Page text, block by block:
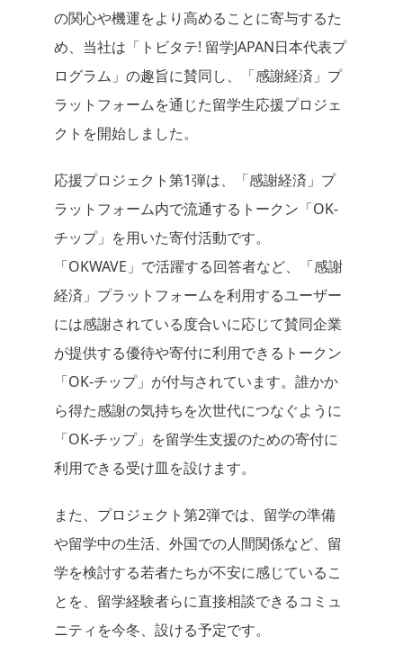
の関心や機運をより高めることに寄与するた
め、当社は「トビタテ! 留学JAPAN日本代表プ
ログラム」の趣旨に賛同し、「感謝経済」プ
ラットフォームを通じた留学生応援プロジェ
クトを開始しました。
応援プロジェクト第1弾は、「感謝経済」プ
ラットフォーム内で流通するトークン「OK-
チップ」を用いた寄付活動です。
「OKWAVE」で活躍する回答者など、「感謝
経済」プラットフォームを利用するユーザー
には感謝されている度合いに応じて賛同企業
が提供する優待や寄付に利用できるトークン
「OK-チップ」が付与されています。誰かか
ら得た感謝の気持ちを次世代につなぐように
「OK-チップ」を留学生支援のための寄付に
利用できる受け皿を設けます。
また、プロジェクト第2弾では、留学の準備
や留学中の生活、外国での人間関係など、留
学を検討する若者たちが不安に感じているこ
とを、留学経験者らに直接相談できるコミュ
ニティを今冬、設ける予定です。